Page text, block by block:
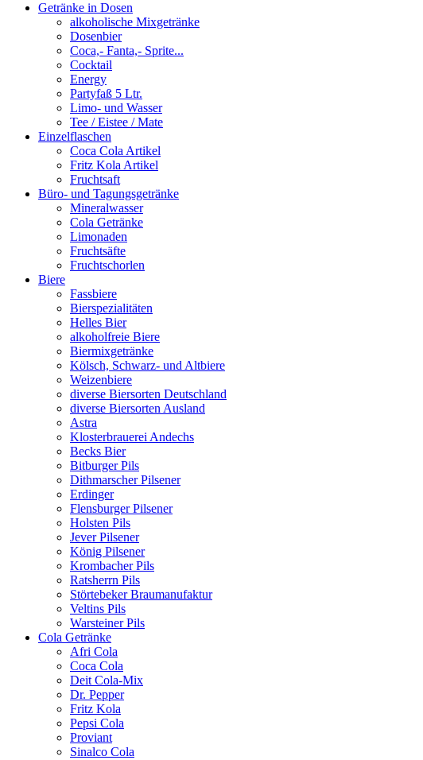
Getränke in Dosen
alkoholische Mixgetränke
Dosenbier
Coca,- Fanta,- Sprite...
Cocktail
Energy
Partyfaß 5 Ltr.
Limo- und Wasser
Tee / Eistee / Mate
Einzelflaschen
Coca Cola Artikel
Fritz Kola Artikel
Fruchtsaft
Büro- und Tagungsgetränke
Mineralwasser
Cola Getränke
Limonaden
Fruchtsäfte
Fruchtschorlen
Biere
Fassbiere
Bierspezialitäten
Helles Bier
alkoholfreie Biere
Biermixgetränke
Kölsch, Schwarz- und Altbiere
Weizenbiere
diverse Biersorten Deutschland
diverse Biersorten Ausland
Astra
Klosterbrauerei Andechs
Becks Bier
Bitburger Pils
Dithmarscher Pilsener
Erdinger
Flensburger Pilsener
Holsten Pils
Jever Pilsener
König Pilsener
Krombacher Pils
Ratsherrn Pils
Störtebeker Braumanufaktur
Veltins Pils
Warsteiner Pils
Cola Getränke
Afri Cola
Coca Cola
Deit Cola-Mix
Dr. Pepper
Fritz Kola
Pepsi Cola
Proviant
Sinalco Cola